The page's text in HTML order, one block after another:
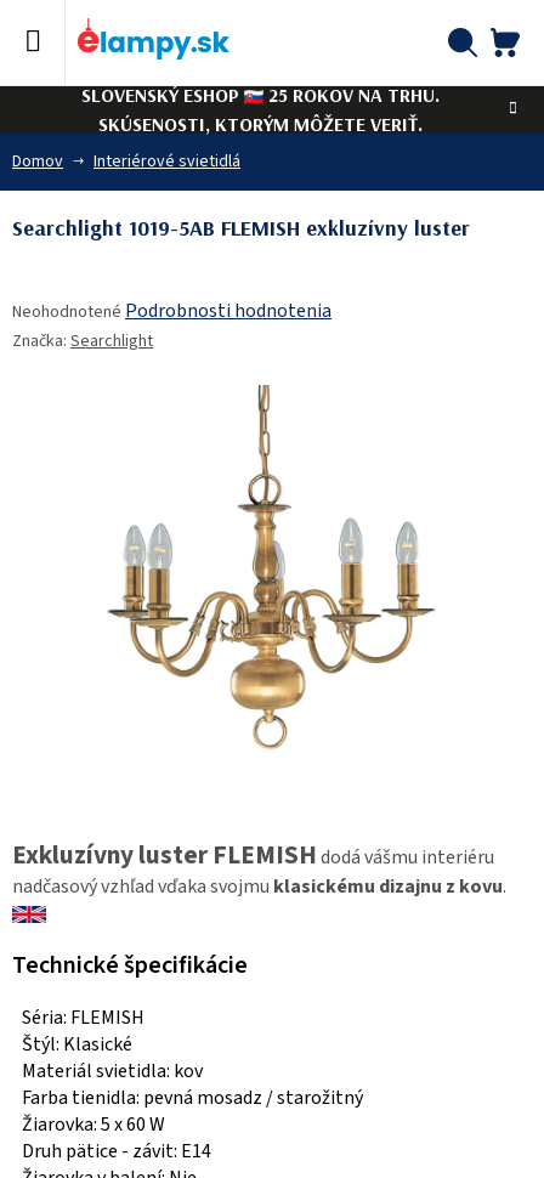
SLOVENSKÝ ESHOP
25 ROKOV NA TRHU.
SKÚSENOSTI, KTORÝM MÔŽETE VERIŤ.
Domov Interiérové svietidlá
Exkluzívny luster FLEMISHdodá vášmu interiéru
nadčasový vzhľad vďaka svojmu klasickému dizajnu z kovu.
Technické špecifikácie
Séria: FLEMISH
Štýl: Klasické
Materiál svietidla: kov
Farba tienidla: pevná mosadz / starožitný
Žiarovka: 5 x 60 W
Druh pätice - závit: E14
Searchlight 1019-5AB FLEMISH exkluzívny luster
hodnotenie
produktu
Neohodnotené Podrobnosti hodnotenia
Značka: Searchlight